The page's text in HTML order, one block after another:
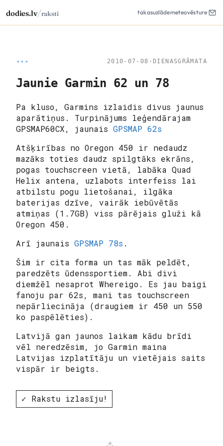
dodies.lv/raksti takasuzlādemeteovēsture
◂◂◂ 2010-07-08 · DIENASGRĀMATA
Jaunie Garmin 62 un 78
Pa kluso, Garmins izlaidis divus jaunus
aparātiņus. Turpinājums leģendārajam
GPSMAP60CX, jaunais GPSMAP 62s
Atšķirības no Oregon 450 ir nedaudz
mazāks toties daudz spilgtāks ekrāns,
pogas touchscreen vietā, labāka Quad
Helix antena, uzlabots interfeiss lai
atbilstu pogu lietošanai, ilgāka
baterijas dzīve, vairāk iebūvētās
atmiņas (1.7GB) viss pārējais gluži kā
Oregon 450.
Arī jaunais GPSMAP 78s .
Šim ir cita forma un tas māk peldēt,
paredzēts ūdenssportiem. Abi divi
diemžēl nesaprot Whereigo. Es jau baigi
fanoju par 62s, mani tas touchscreen
nepārliecināja (draugiem ir 450 un 550
ko paspēlēties).
Latvijā gan jaunos laikam kādu brīdi
vēl neredzēsim, jo Garmin maina
Latvijas izplatītāju un vietējais saits
vispār ir beigts.
✓ Rakstu izlasīju!